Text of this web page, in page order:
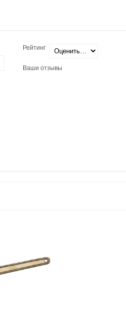
Рейтинг
Ваши отзывы